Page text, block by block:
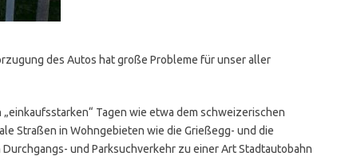
des Autos hat große Probleme für unser aller
Tagen wie etwa dem schweizerischen
Straßen in Wohngebieten wie die Grießegg- und die
und Parksuchverkehr zu einer Art Stadtautobahn